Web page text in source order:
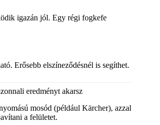
igazán jól. Egy régi fogkefe
Erősebb elszíneződésnél is segíthet.
eredményt akarsz
mosód (például Kärcher), azzal
a felületet.